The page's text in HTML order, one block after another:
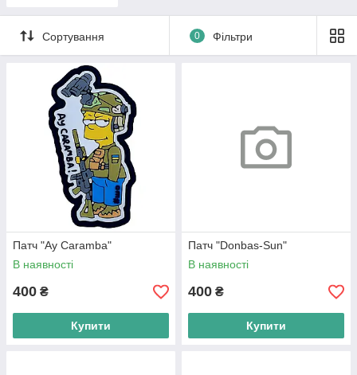
Сортування 0 Фільтри
Патч "Ay Caramba"
В наявності
400 ₴
Купити
Патч "Donbas-Sun"
В наявності
400 ₴
Купити